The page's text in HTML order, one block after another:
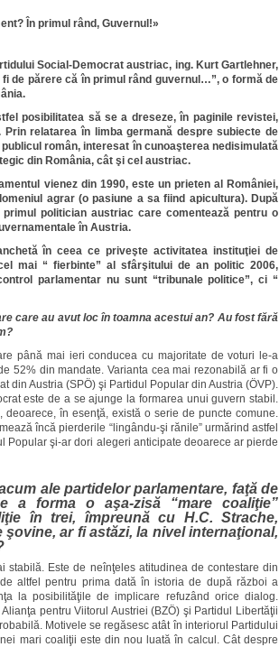
În primul rând, Guvernul!»
Social-Democrat austriac, ing. Kurt Gartlehner,
de părere că în primul rând guvernul…”, o formă de
posibilitatea să se a dreseze, în paginile revistei,
relatarea în limba germană despre subiecte de
român, interesat în cunoaşterea nedisimulată
din România, cât şi cel austriac.
vienez din 1990, este un prieten al României,
agrar (o pasiune a sa fiind apicultura). După
politician austriac care comentează pentru o
în Austria.
în ceea ce priveşte activitatea instituţiei de
mai “ fierbinte” al sfârşitului de an politic 2006,
parlamentar nu sunt “tribunale politice”, ci “
care au avut loc în toamna acestui an? Au fost fără
până mai ieri conducea cu majoritate de voturi le-a
52% din mandate. Varianta cea mai rezonabilă ar fi o
din Austria (SPÖ) şi Partidul Popular din Austria (ÖVP).
este de a se ajunge la formarea unui guvern stabil.
în esenţă, există o serie de puncte comune.
încă pierderile “lingându-şi rănile” urmărind astfel
şi-ar dori alegeri anticipate deoarece ar pierde
ale partidelor parlamentare, faţă de
a forma o aşa-zisă “mare coaliţie”
în trei, împreună cu H.C. Strache,
ar fi astăzi, la nivel internaţional,
stabilă. Este de neînţeles atitudinea de contestare din
altfel pentru prima dată în istoria de după război a
la posibilităţile de implicare refuzând orice dialog.
pentru Viitorul Austriei (BZÖ) şi Partidul Libertăţii
Motivele se regăsesc atât în interiorul Partidului
mari coaliţii este din nou luată în calcul. Cât despre